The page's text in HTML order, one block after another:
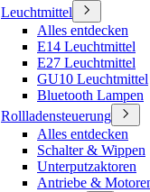
Leuchtmittel
Alles entdecken
E14 Leuchtmittel
E27 Leuchtmittel
GU10 Leuchtmittel
Bluetooth Lampen
Rollladensteuerung
Alles entdecken
Schalter & Wippen
Unterputzaktoren
Antriebe &